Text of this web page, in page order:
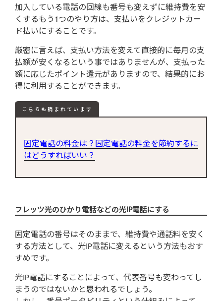
加入している電話の回線も番号も変えずに維持費を安
くするもう1つのやり方は、支払いをクレジットカー
ド払いにすることです。
厳密に言えば、支払い方法を変えて直接的に毎月の支
払額が安くなるという事ではありませんが、支払った
額に応じたポイント還元がありますので、結果的にお
得に利用することができます。
こちらも読まれています
固定電話の料金は？固定電話の料金を節約するに
はどうすればいい？
フレッツ光のひかり電話などの光IP電話にする
固定電話の番号はそのままで、維持費や通話料を安く
する方法として、光IP電話に変えるという方法もおす
すめです。
光IP電話にすることによって、代表番号も変わってし
まうのではないかと思われるでしょう。